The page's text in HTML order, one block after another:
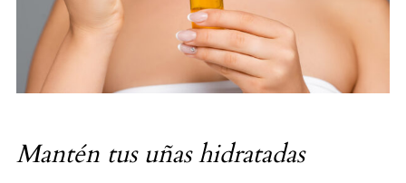
Mantén tus uñas hidratadas